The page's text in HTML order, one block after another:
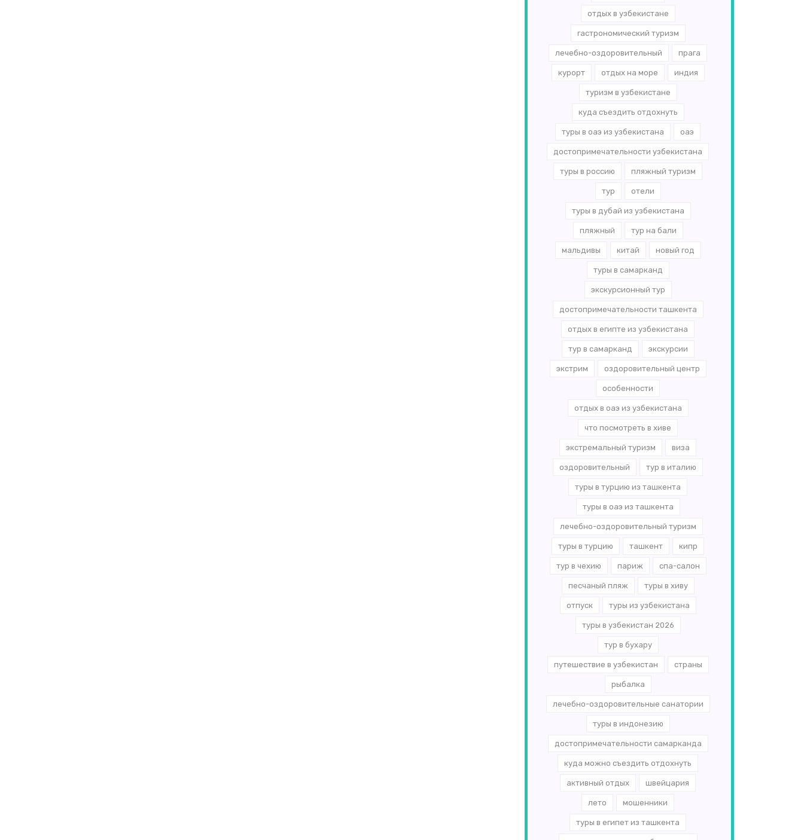
отдых в узбекистане
гастрономический туризм
лечебно-оздоровительный прага
курорт отдых на море индия
туризм в узбекистане
куда съездить отдохнуть
туры в оаэ из узбекистана оаэ
достопримечательности узбекистана
туры в россию пляжный туризм
тур отели
туры в дубай из узбекистана
пляжный тур на бали
мальдивы китай новый год
туры в самарканд
экскурсионный тур
достопримечательности ташкента
отдых в египте из узбекистана
тур в самарканд экскурсии
экстрим оздоровительный центр
особенности
отдых в оаэ из узбекистана
что посмотреть в хиве
экстремальный туризм виза
оздоровительный тур в италию
туры в турцию из ташкента
туры в оаэ из ташкента
лечебно-оздоровительный туризм
туры в турцию ташкент кипр
тур в чехию париж спа-салон
песчаный пляж туры в хиву
отпуск туры из узбекистана
туры в узбекистан 2026
тур в бухару
путешествие в узбекистан страны
рыбалка
лечебно-оздоровительные санатории
туры в индонезию
достопримечательности самарканда
куда можно съездить отдохнуть
активный отдых швейцария
лето мошенники
туры в египет из ташкента